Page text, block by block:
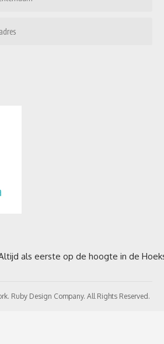
Ruby Design Company. All Rights Reserved.